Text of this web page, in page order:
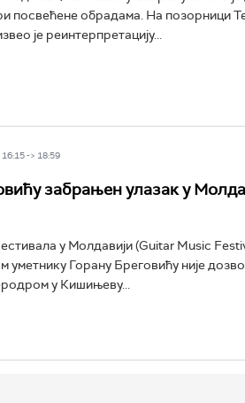
посвећене обрадама. На позорници
је реинтерпретацију...
-> 18:59
забрањен улазак у
у Молдавији (Guitar Music
уметнику Горану Бреговићу није
у Кишињеву...